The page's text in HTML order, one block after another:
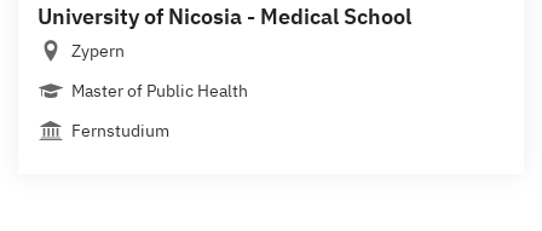
University of Nicosia - Medical School
Zypern
Master of Public Health
Fernstudium